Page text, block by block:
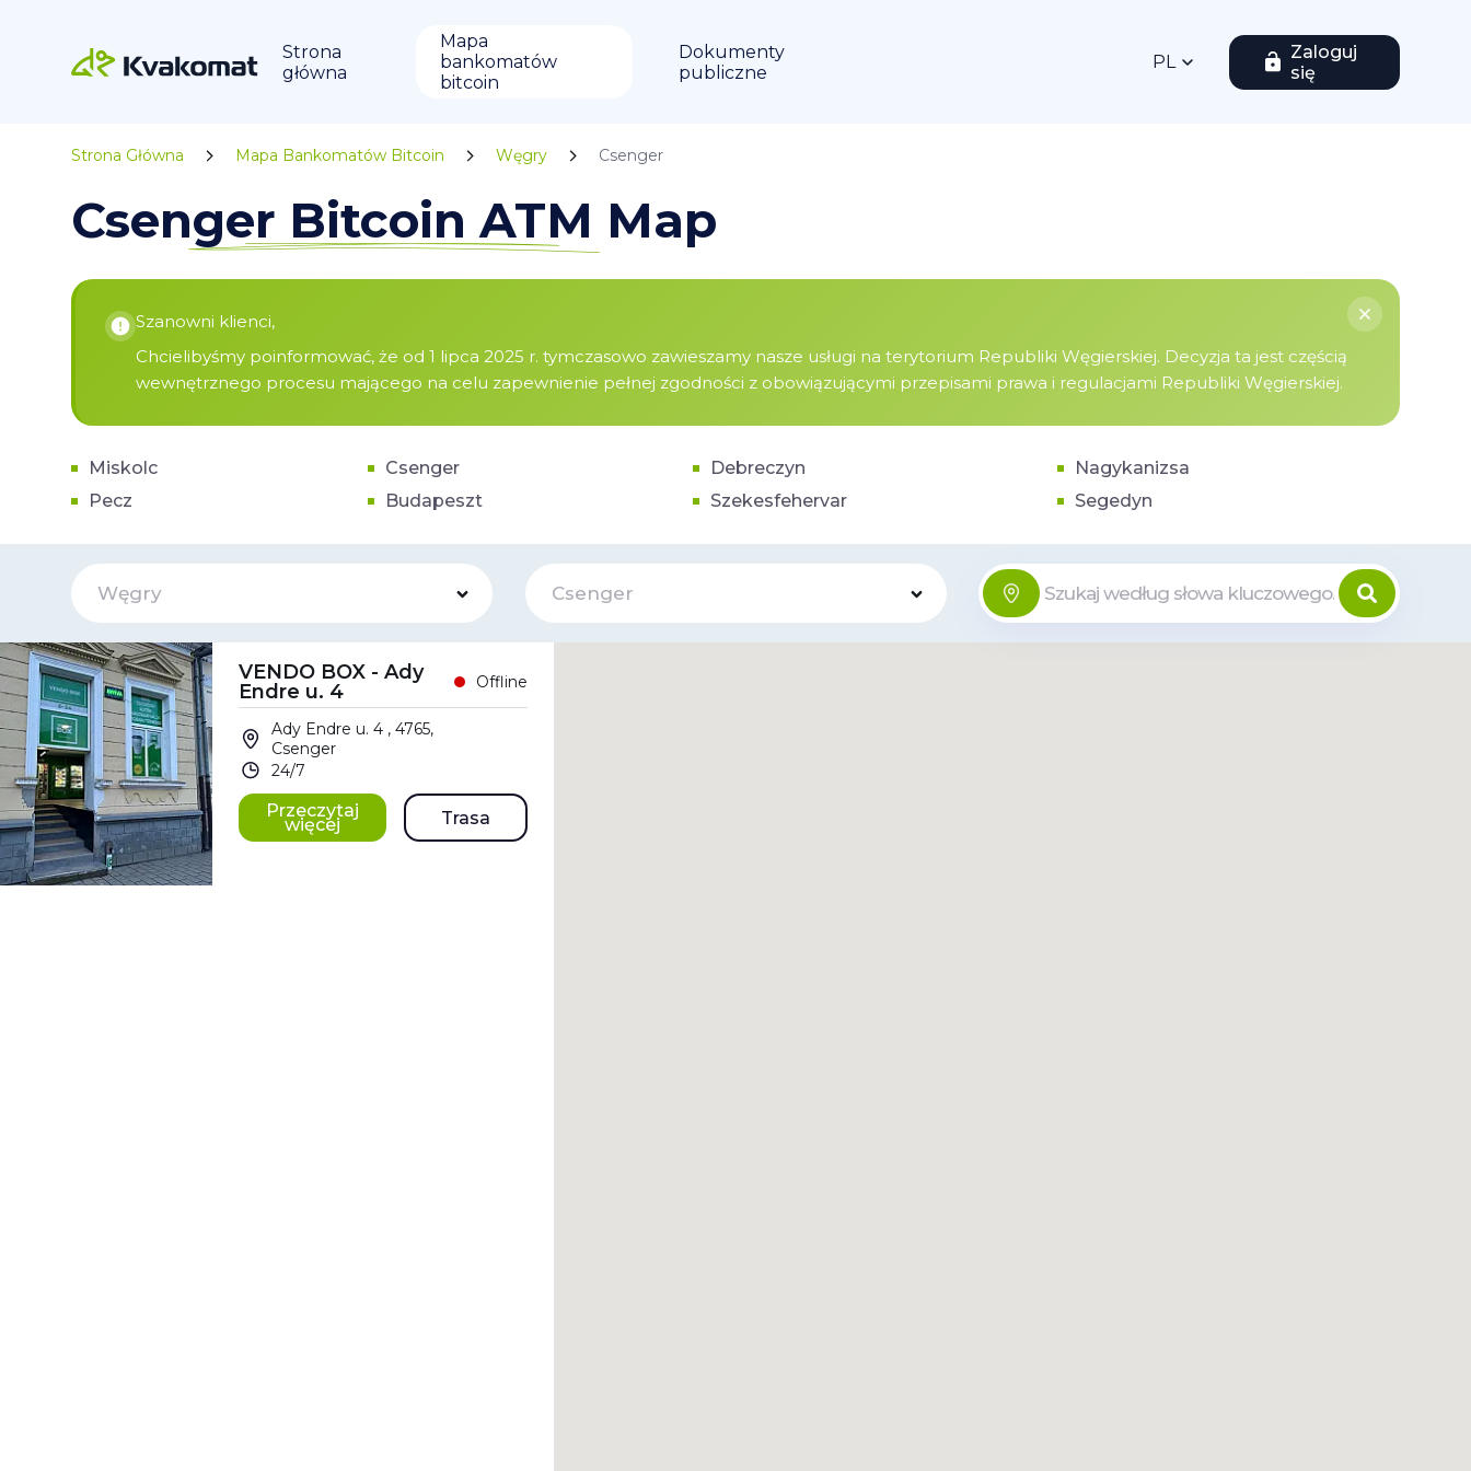
Strona
główna
Mapa
bankomatów
bitcoin
Dokumenty
publiczne
PL
Zaloguj
się
Strona Główna Mapa Bankomatów Bitcoin Węgry Csenger
Csenger Bitcoin ATM Map
Szanowni klienci,
Chcielibyśmy poinformować, że od 1 lipca 2025 r. tymczasowo zawieszamy nasze usługi na terytorium Republiki Węgierskiej. Decyzja ta jest częścią
wewnętrznego procesu mającego na celu zapewnienie pełnej zgodności z obowiązującymi przepisami prawa i regulacjami Republiki Węgierskiej.
Miskolc
Pecz
Csenger
Budapeszt
Debreczyn
Szekesfehervar
Nagykanizsa
Segedyn
Węgry Csenger
VENDO BOX - Ady
Endre u. 4
Offline
Ady Endre u. 4 , 4765,
Csenger
24/7
Przeczytaj
więcej Trasa